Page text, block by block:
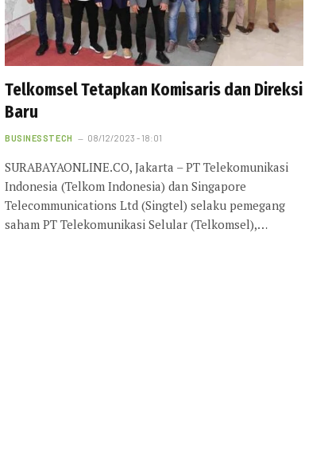
Telkomsel Tetapkan Komisaris dan Direksi
Baru
BUSINESSTECH 08/12/2023 - 18:01
SURABAYAONLINE.CO, Jakarta – PT Telekomunikasi
Indonesia (Telkom Indonesia) dan Singapore
Telecommunications Ltd (Singtel) selaku pemegang
saham PT Telekomunikasi Selular (Telkomsel),…